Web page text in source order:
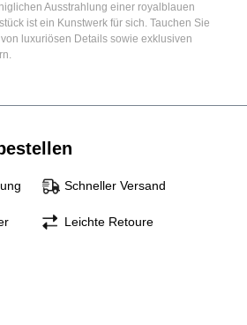
Ausstrahlung einer royalblauen
ist ein Kunstwerk für sich. Tauchen Sie
luxuriösen Details sowie exklusiven
Schneller Versand
Leichte Retoure